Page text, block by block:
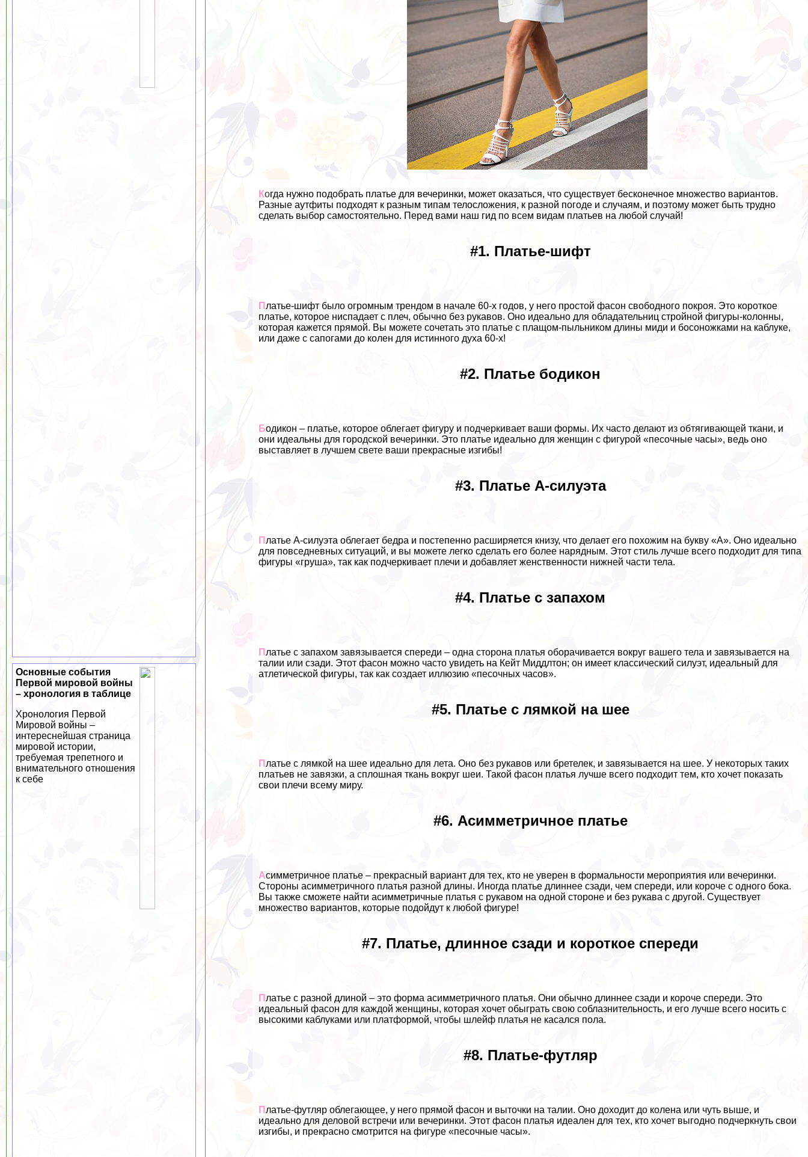
Когда нужно подобрать платье для вечеринки, может оказаться, что существует бесконечное множество вариантов.
Разные аутфиты подходят к разным типам телосложения, к разной погоде и случаям, и поэтому может быть трудно
сделать выбор самостоятельно. Перед вами наш гид по всем видам платьев на любой случай!
#1. Платье-шифт
П латье-шифт было огромным трендом в начале 60-х годов, у него простой фасон свободного покроя. Это короткое
платье, которое ниспадает с плеч, обычно без рукавов. Оно идеально для обладательниц стройной фигуры-колонны,
которая кажется прямой. Вы можете сочетать это платье с плащом-пыльником длины миди и босоножками на каблуке,
или даже с сапогами до колен для истинного духа 60-х!
#2. Платье бодикон
Бодикон – платье, которое облегает фигуру и подчеркивает ваши формы. Их часто делают из обтягивающей ткани, и
они идеальны для городской вечеринки. Это платье идеально для женщин с фигурой «песочные часы», ведь оно
выставляет в лучшем свете ваши прекрасные изгибы!
#3. Платье А-силуэта
П латье А-силуэта облегает бедра и постепенно расширяется книзу, что делает его похожим на букву «А». Оно идеально
для повседневных ситуаций, и вы можете легко сделать его более нарядным. Этот стиль лучше всего подходит для типа
фигуры «груша», так как подчеркивает плечи и добавляет женственности нижней части тела.
#4. Платье с запахом
П латье с запахом завязывается спереди – одна сторона платья оборачивается вокруг вашего тела и завязывается на
талии или сзади. Этот фасон можно часто увидеть на Кейт Миддлтон; он имеет классический силуэт, идеальный для
атлетической фигуры, так как создает иллюзию «песочных часов».
#5. Платье с лямкой на шее
Платье с лямкой на шее идеально для лета. Оно без рукавов или бретелек, и завязывается на шее. У некоторых таких
платьев не завязки, а сплошная ткань вокруг шеи. Такой фасон платья лучше всего подходит тем, кто хочет показать
свои плечи всему миру.
#6. Асимметричное платье
Асимметричное платье – прекрасный вариант для тех, кто не уверен в формальности мероприятия или вечеринки.
Стороны асимметричного платья разной длины. Иногда платье длиннее сзади, чем спереди, или короче с одного бока.
Вы также сможете найти асимметричные платья с рукавом на одной стороне и без рукава с другой. Существует
множество вариантов, которые подойдут к любой фигуре!
#7. Платье, длинное сзади и короткое спереди
П латье с разной длиной – это форма асимметричного платья. Они обычно длиннее сзади и короче спереди. Это
идеальный фасон для каждой женщины, которая хочет обыграть свою coблaзнительность, и его лучше всего носить с
высокими каблуками или платформой, чтобы шлейф платья не касался пола.
#8. Платье-футляр
П латье-футляр облегающее, у него прямой фасон и выточки на талии. Оно доходит до колена или чуть выше, и
идеально для деловой встречи или вечеринки. Этот фасон платья идеален для тех, кто хочет выгодно подчеркнуть свои
изгибы, и прекрасно смотрится на фигуре «песочные часы».
Основные события
Первой мировой войны
– хронология в таблице
Хронология Первой
Мировой войны –
интереснейшая страница
мировой истории,
требуемая трепетного и
внимательного отношения
к себе